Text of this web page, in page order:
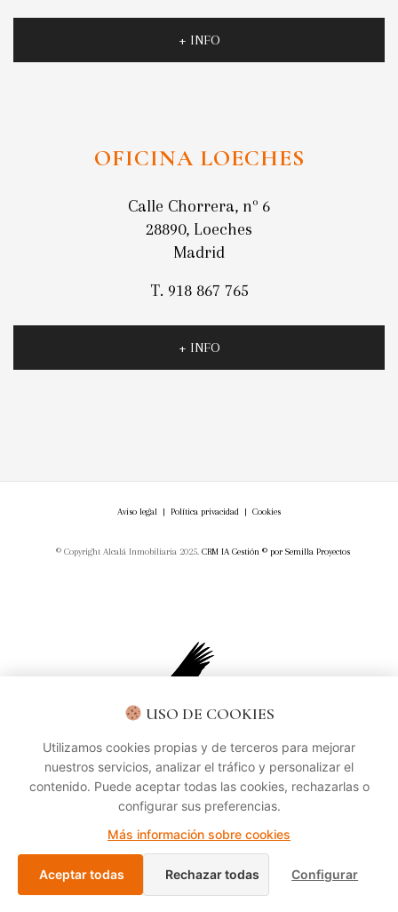
+ INFO
OFICINA LOECHES
Calle Chorrera, nº 6
28890, Loeches
Madrid
T. 918 867 765
+ INFO
© Copyright Alcalá Inmobiliaria 2025. CRM IA Gestión ©por Semilla Proyectos
Aviso legal | Política privacidad | Cookies
USO DE COOKIES
Utilizamos cookies propias y de terceros para mejorar
nuestros servicios, analizar el tráfico y personalizar el
contenido. Puede aceptar todas las cookies, rechazarlas o
configurar sus preferencias.
Más información sobre cookies
Aceptar todas Rechazar todas Configurar